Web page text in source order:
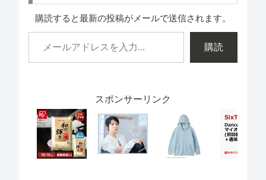
購読すると最新の投稿がメールで送信されます。
購読
スポンサーリンク